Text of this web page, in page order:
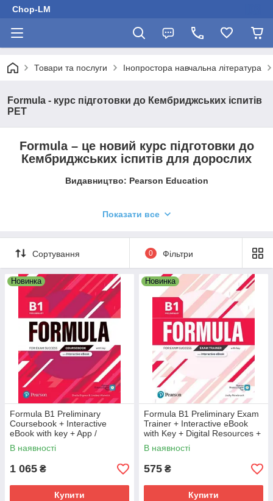
Chop-LM
Товари та послуги Інопростора навчальна література
Formula - курс підготовки до Кембриджських іспитів
PET
Formula – це новий курс підготовки до
Кембриджських іспитів для дорослих
Видавництво: Pearson Education
пропонує різні навчальні цілі, що робить його
навчальних програм з підготовки до іспитів. Додаткову
гнучкість забезпечують інтегровані цифрові інструменти, які
можуть бути адаптовані до класу, самостійного навчання та
Показати все
Сортування 0 Фільтри
Новинка
Formula B1 Preliminary
Coursebook + Interactive
eBook with key + App /
Підручник для підготовки до
екзаменів PET
В наявності
1 065 ₴
Купити
Новинка
Formula B1 Preliminary Exam
Trainer + Interactive eBook
with Key + Digital Resources +
App / Книга
В наявності
575 ₴
Купити